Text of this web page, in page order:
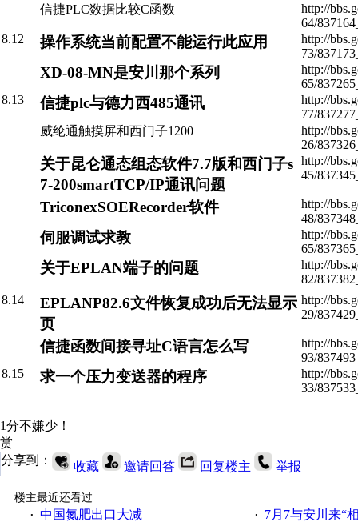
信捷PLC数据比较C函数
http://
64/
8.12
操作系统当前配置不能运行此应用
http://
73/
XD-08-MN是安川那个系列
http://
65/
8.13
信捷plc与德力西485通讯
http://
77/
威纶通触摸屏和西门子1200
http://
26/
关于昆仑通态组态软件7.7版和西门子s
7-200smartTCP/IP通讯问题
http://
45/
TriconexSOERecorder软件
http://
48/
伺服调试求教
http://
65/
关于EPLAN端子的问题
http://
82/
8.14
EPLANP82.6文件恢复成功后无法显示
页
http://
29/
信捷函数间接寻址C语言怎么写
http://
93/
8.15
求一个压力变送器的程序
http://
33/
1分不嫌少！
赏
分享到：
收藏 邀请回答 回复楼主 举报
楼主最近还看过
· 中国氮肥出口大减 · 7月7与安川来“